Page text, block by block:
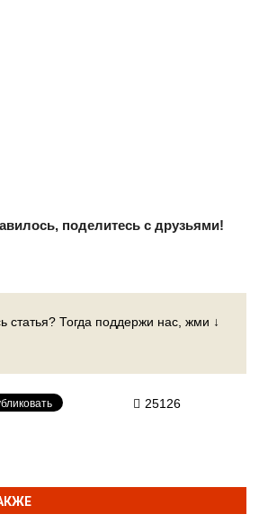
поделитесь с друзьями!
статья? Тогда поддержи нас, жми ↓
25126